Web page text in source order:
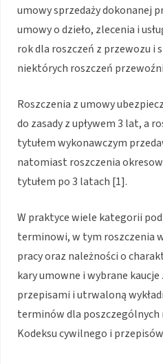
umowy sprzedaży dokonanej
umowy o dzieło, zlecenia i
rok dla roszczeń z przewozu i
niektórych roszczeń
Roszczenia z umowy
do zasady z upływem 3 lat, a
tytułem wykonawczym
natomiast roszczenia
tytułem po 3 latach [1].
W praktyce wiele kategorii
terminowi, w tym roszczenia
pracy oraz należności o
kary umowne i wybrane
przepisami i utrwaloną
terminów dla
Kodeksu cywilnego i